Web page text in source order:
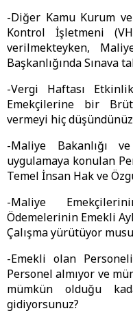
-Diğer Kamu Kurum
Kontrol İşletmeni
verilmekteyken,
Başkanlığında Sınava
-Vergi Haftası
Emekçilerine bir
vermeyi hiç
-Maliye Bakanlığı
uygulamaya konulan
Temel İnsan Hak ve
-Maliye
Ödemelerinin Emekli
Çalışma yürütüyor
-Emekli olan
Personel almıyor ve
mümkün olduğu
gidiyorsunuz?